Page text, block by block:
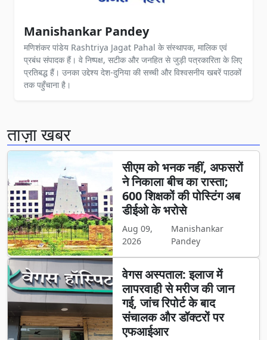
Manishankar Pandey
मणिशंकर पांडेय Rashtriya Jagat Pahal के संस्थापक, मालिक एवं
प्रबंध संपादक हैं। वे निष्पक्ष, सटीक और जनहित से जुड़ी पत्रकारिता के लिए
प्रतिबद्ध हैं। उनका उद्देश्य देश-दुनिया की सच्ची और विश्वसनीय खबरें पाठकों
तक पहुँचाना है।
ताज़ा खबर
सीएम को भनक नहीं, अफसरों
ने निकाला बीच का रास्ता;
600 शिक्षकों की पोस्टिंग अब
डीईओ के भरोसे
Aug 09,
2026
Manishankar
Pandey
वेगस अस्पताल: इलाज में
लापरवाही से मरीज की जान
गई, जांच रिपोर्ट के बाद
संचालक और डॉक्टरों पर
एफआईआर